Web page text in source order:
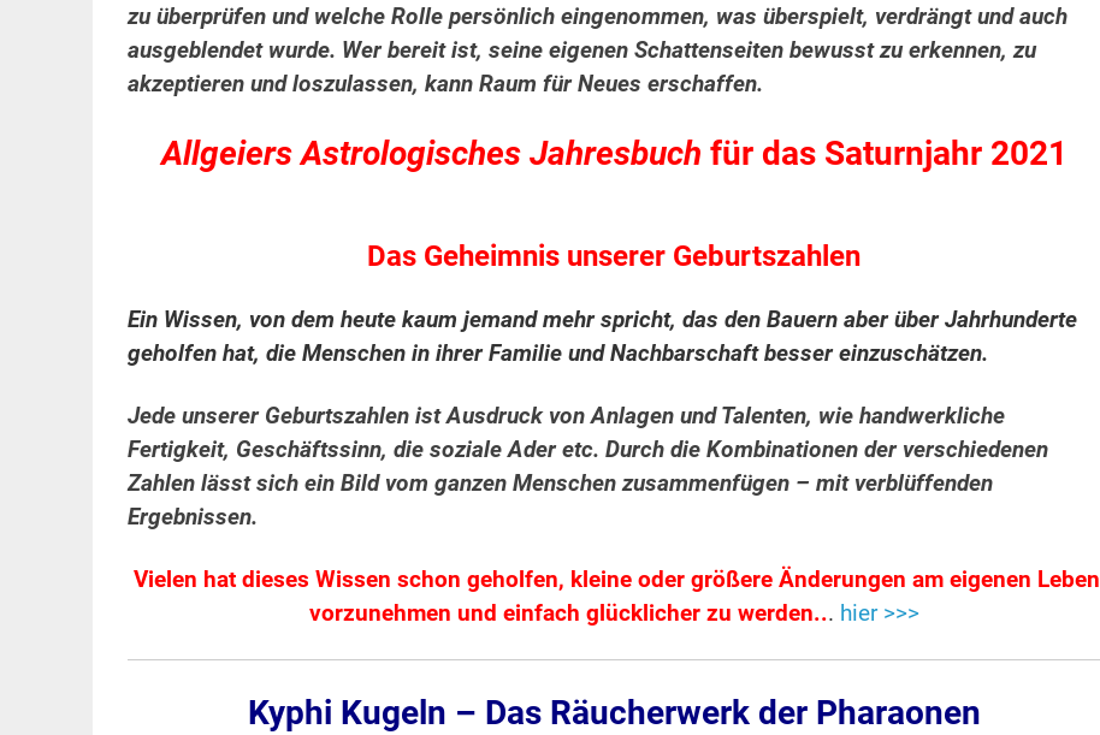
zu überprüfen und welche Rolle persönlich eingenommen, was überspielt, verdrängt und auch
ausgeblendet wurde. Wer bereit ist, seine eigenen Schattenseiten bewusst zu erkennen, zu
akzeptieren und loszulassen, kann Raum für Neues erschaffen.
Allgeiers Astrologisches Jahresbuch für das Saturnjahr 2021
Das Geheimnis unserer Geburtszahlen
Ein Wissen, von dem heute kaum jemand mehr spricht, das den Bauern aber über Jahrhunderte
geholfen hat, die Menschen in ihrer Familie und Nachbarschaft besser einzuschätzen.
Jede unserer Geburtszahlen ist Ausdruck von Anlagen und Talenten, wie handwerkliche
Fertigkeit, Geschäftssinn, die soziale Ader etc. Durch die Kombinationen der verschiedenen
Zahlen lässt sich ein Bild vom ganzen Menschen zusammenfügen – mit verblüffenden
Ergebnissen.
Vielen hat dieses Wissen schon geholfen, kleine oder größere Änderungen am eigenen Leben
vorzunehmen und einfach glücklicher zu werden... hier >>>
Kyphi Kugeln – Das Räucherwerk der Pharaonen